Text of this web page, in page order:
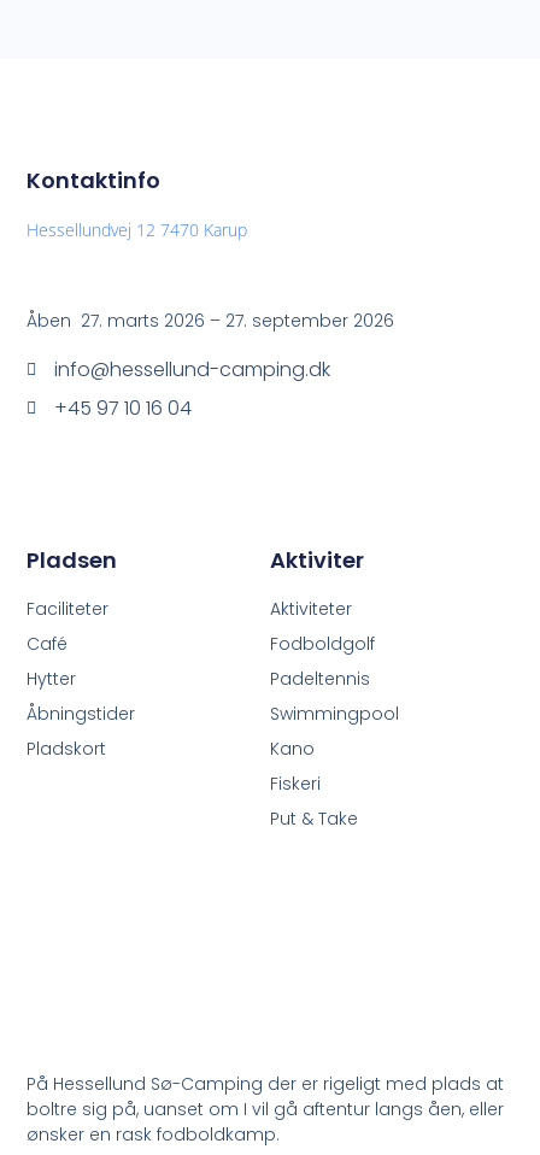
På Hessellund Sø-Camping der er rigeligt med plads at
boltre sig på, uanset om I vil gå aftentur langs åen, eller
ønsker en rask fodboldkamp.
Aktiviter
Aktiviteter
Fodboldgolf
Padeltennis
Swimmingpool
Kano
Fiskeri
Put & Take
Pladsen
Faciliteter
Café
Hytter
Åbningstider
Pladskort
Kontaktinfo
Hessellundvej 12 7470 Karup
Åben 27. marts 2026 – 27. september 2026
info@hessellund-camping.dk
+45 97 10 16 04